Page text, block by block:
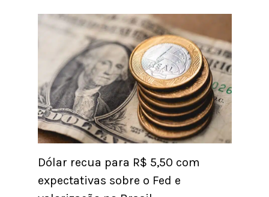
Dólar recua para R$ 5,50 com
expectativas sobre o Fed e